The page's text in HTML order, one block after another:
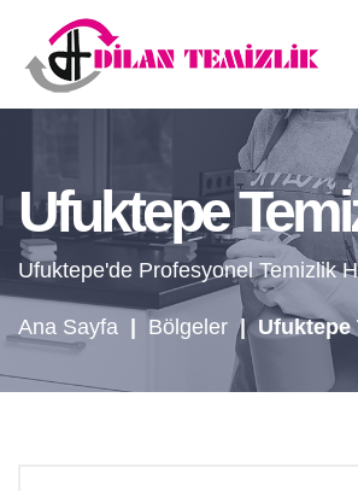
Ufuktepe
Ufuktepe'de Profesyonel Temizlik
Ana Sayfa Bölgeler | Ufuktepe